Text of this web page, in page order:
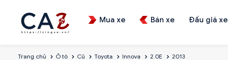
Mua xe Bán xe Đấu giá xe
Trang chủ Ô tô Cũ Toyota Innova 2.0E 2013